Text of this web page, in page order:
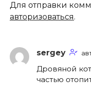
Для отправки
авторизоваться.
sergey
Дровяной
частью